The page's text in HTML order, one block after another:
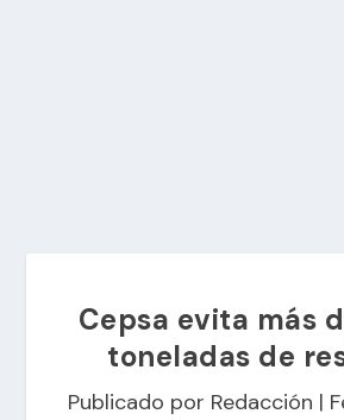
Cepsa evita más
toneladas de
Publicado por Redacción |